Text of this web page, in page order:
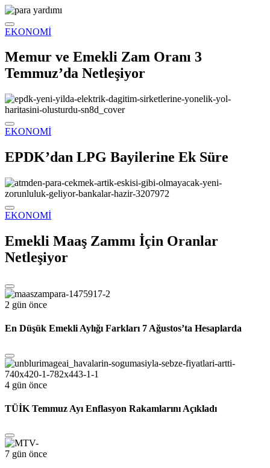
EKONOMİ
Memur ve Emekli Zam Oranı 3
Temmuz’da Netleşiyor
EKONOMİ
EPDK’dan LPG Bayilerine Ek Süre
EKONOMİ
Emekli Maaş Zammı İçin Oranlar
Netleşiyor
2 gün önce
En Düşük Emekli Aylığı Farkları 7 Ağustos’ta Hesaplarda
4 gün önce
TÜİK Temmuz Ayı Enflasyon Rakamlarını Açıkladı
7 gün önce